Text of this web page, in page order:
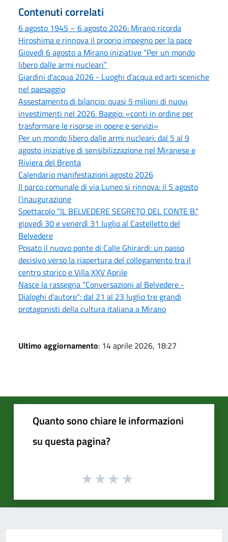
Contenuti correlati
6 agosto 1945 – 6 agosto 2026: Mirano ricorda
Hiroshima e rinnova il proprio impegno per la pace
Giovedì 6 agosto a Mirano iniziative “Per un mondo
libero dalle armi nucleari”
Giardini d'acqua 2026 - Luoghi d’acqua ed arti sceniche
nel paesaggio
Assestamento di bilancio: quasi 5 milioni di nuovi
investimenti nel 2026. Baggio: «conti in ordine per
trasformare le risorse in opere e servizi»
Per un mondo libero dalle armi nucleari: dal 5 al 9
agosto iniziative di sensibilizzazione nel Miranese e
Riviera del Brenta
Calendario manifestazioni agosto 2026
Il parco comunale di via Luneo si rinnova: il 5 agosto
l'inaugurazione
Spettacolo “IL BELVEDERE SEGRETO DEL CONTE B.”
giovedì 30 e venerdì 31 luglio al Castelletto del
Belvedere
Posato il nuovo ponte di Calle Ghirardi: un passo
decisivo verso la riapertura del collegamento tra il
centro storico e Villa XXV Aprile
Nasce la rassegna "Conversazioni al Belvedere -
Dialoghi d’autore": dal 21 al 23 luglio tre grandi
protagonisti della cultura italiana a Mirano
Ultimo aggiornamento: 14 aprile 2026, 18:27
Quanto sono chiare le informazioni
su questa pagina?